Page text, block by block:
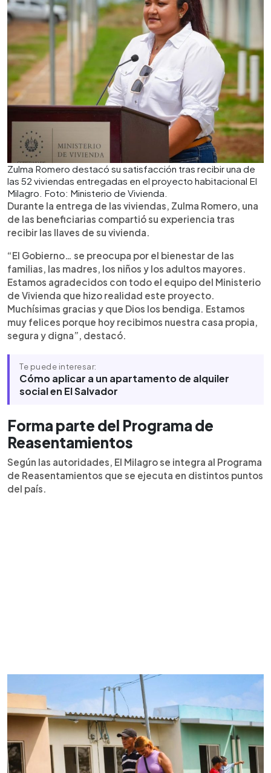
Zulma Romero destacó su satisfacción tras recibir una de
las 52 viviendas entregadas en el proyecto habitacional El
Milagro. Foto: Ministerio de Vivienda.
Durante la entrega de las viviendas, Zulma Romero, una
de las beneficiarias compartió su experiencia tras
recibir las llaves de su vivienda.
“El Gobierno… se preocupa por el bienestar de las
familias, las madres, los niños y los adultos mayores.
Estamos agradecidos con todo el equipo del Ministerio
de Vivienda que hizo realidad este proyecto.
Muchísimas gracias y que Dios los bendiga. Estamos
muy felices porque hoy recibimos nuestra casa propia,
segura y digna”, destacó.
Te puede interesar:
Cómo aplicar a un apartamento de alquiler
social en El Salvador
Forma parte del Programa de
Reasentamientos
Según las autoridades, El Milagro se integra al Programa
de Reasentamientos que se ejecuta en distintos puntos
del país.